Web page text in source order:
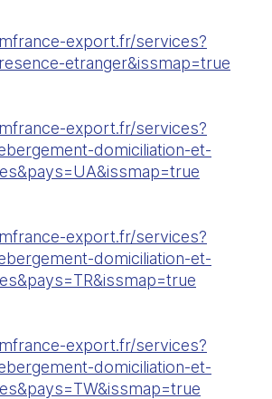
export.fr/services?
etranger&issmap=true
export.fr/services?
domiciliation-et-
export.fr/services?
domiciliation-et-
export.fr/services?
domiciliation-et-